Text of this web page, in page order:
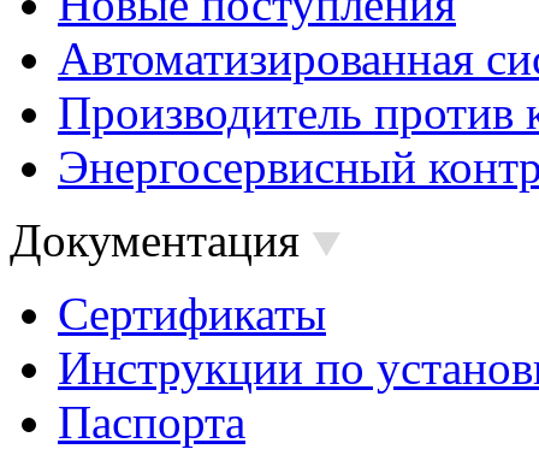
Автоматизированная
Производитель против
Энергосервисный
Документация
Сертификаты
Инструкции по
Паспорта